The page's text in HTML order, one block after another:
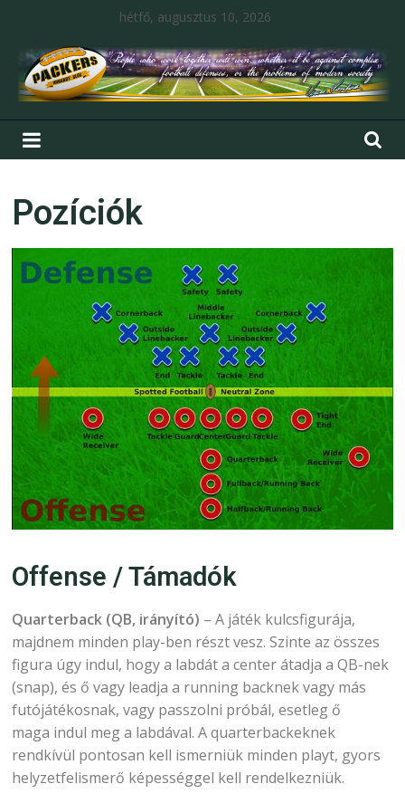
hétfő, augusztus 10, 2026
Pozíciók
Offense / Támadók
Quarterback (QB, irányító) – A játék kulcsfigurája,
majdnem minden play-ben részt vesz. Szinte az összes
figura úgy indul, hogy a labdát a center átadja a QB-nek
(snap), és ő vagy leadja a running backnek vagy más
futójátékosnak, vagy passzolni próbál, esetleg ő
maga indul meg a labdával. A quarterbackeknek
rendkívül pontosan kell ismerniük minden playt, gyors
helyzetfelismerő képességgel kell rendelkezniük.